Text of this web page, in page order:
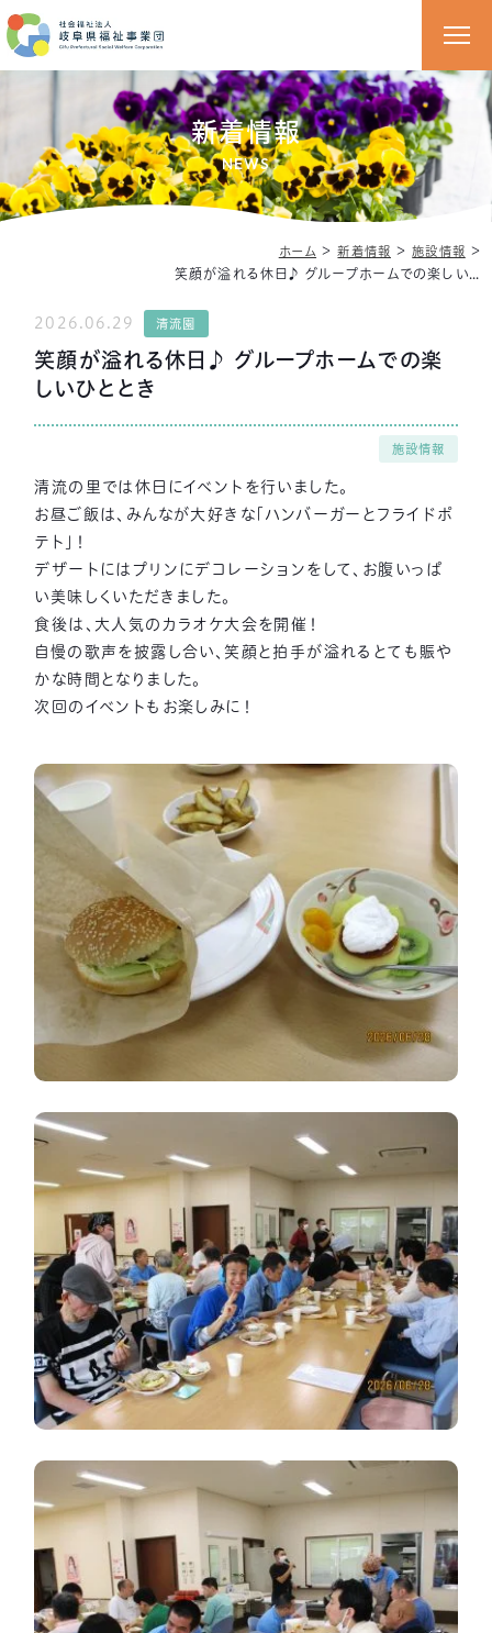
新着情報
NEWS
ホーム ＞新着情報 ＞施設情報 ＞
2026.06.29 清流園
笑顔が溢れる休日♪ グループホームでの楽
しいひととき
施設情報
清流の里では休日にイベントを行いました。
お昼ご飯は、みんなが大好きな「ハンバーガーとフライドポ
テト」！
デザートにはプリンにデコレーションをして、お腹いっぱ
い美味しくいただきました。
食後は、大人気のカラオケ大会を開催！
自慢の歌声を披露し合い、笑顔と拍手が溢れるとても賑や
かな時間となりました。
次回のイベントもお楽しみに！